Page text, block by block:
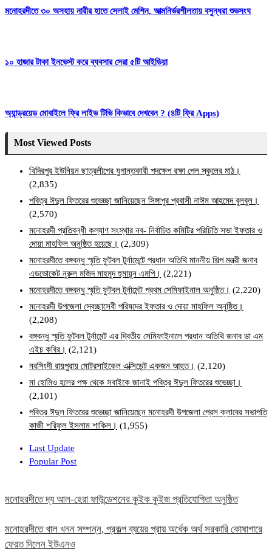
মনোহরদীতে ৩০ অসহায় নারীর হাতে সেলাই মেশিন, আত্মনির্ভরশীলতায় বসুন্ধরা শুভসংঘ
১০ হাজার টাকা ইনভেস্ট করে ব্যবসার সেরা ৫টি আইডিয়া
অ্যান্ড্রয়েড মোবাইলে ফ্রি লাইভ টিভি কিভাবে দেখবেন ? (৪টি ফ্রি Apps)
Most Viewed Posts
খিদিরপুর ইউনিয়ন ছাত্রলীগের যুগান্তকারী পদক্ষেপ রক্ষা পেল স্কুলের মাঠ।
(2,835)
পবিত্র ঈদুল ফিতরের শুভেচ্ছা জানিয়েছেন সিঙ্গাপুর প্রবাসী নাঈম আহমেদ বুলবুল।
(2,570)
মনোহরদী প্রতিবন্ধী কল্যাণ সংস্থার নব- নির্বাচিত কমিটির পরিচিতি সভা ইফতার ও
দোয়া মাহফিল অনুষ্ঠিত হয়েছে। (2,309)
মনোহরদীতে বঙ্গবন্ধু স্মৃতি ফুটবল টুর্নামেন্টে প্রধান অতিথি মাননীয় শিল্প মন্ত্রী জনাব
এডভোকেট নুরুল মজিদ মাহমুদ হুমায়ূন এমপি। (2,221)
মনোহরদীতে বঙ্গবন্ধু স্মৃতি ফুটবল টুর্নামেন্ট প্রথম সেমিফাইনাল অনুষ্ঠিত। (2,220)
মনোহরদী উপজেলা স্বেচ্ছাসেবী পরিষদের ইফতার ও দোয়া মাহফিল অনুষ্ঠিত।
(2,208)
বঙ্গবন্ধু স্মৃতি ফুটবল টুর্নামেন্ট এর দ্বিতীয় সেমিফাইনালে প্রধান অতিথি জনাব ডা এম
এইচ কবির। (2,121)
নরসিংদী রায়পুরায় মোটরসাইকেল এক্সিডেন্ট একজন আহত। (2,120)
মা হোমিও হলের পক্ষ থেকে সবাইকে জানাই পবিত্র ঈদুল ফিতরের শুভেচ্ছা।
(2,101)
পবিত্র ঈদুল ফিতরের শুভেচ্ছা জানিয়েছেন মনোহরদী উপজেলা প্রেস ক্লাবের সভাপতি
কাজী শরিফুল ইসলাম শাকিল। (1,955)
Last Update
Popular Post
মনোহরদীতে দ্য আল-হেরা ফাউন্ডেশনের কুইক কুইজ প্রতিযোগিতা অনুষ্ঠিত
মনোহরদীতে খাল খনন সম্পন্ন, প্রকল্প ব্যয়ের প্রায় অর্ধেক অর্থ সরকারি কোষাগারে
ফেরত দিলেন ইউএনও